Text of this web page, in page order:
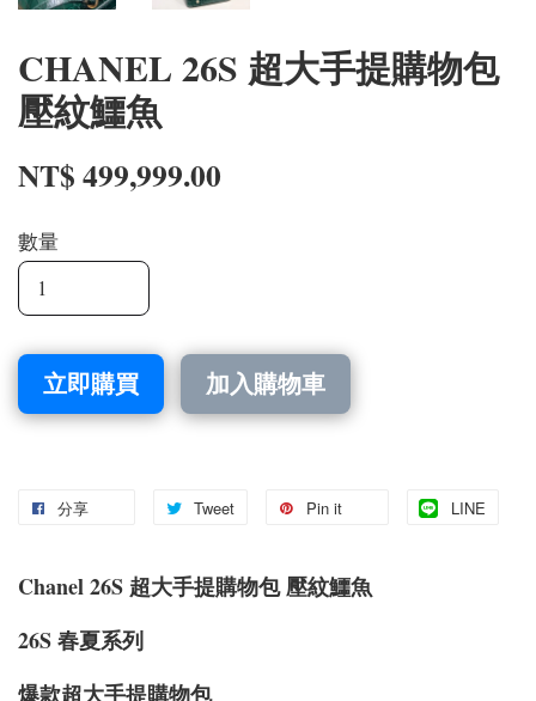
CHANEL 26S 超大手提購物包
壓紋鱷魚
NT$ 499,999.00
數量
立即購買 加入購物車
分享 Tweet Pin it LINE
Chanel 26S 超大手提購物包 壓紋鱷魚
26S 春夏系列
爆款超大手提購物包